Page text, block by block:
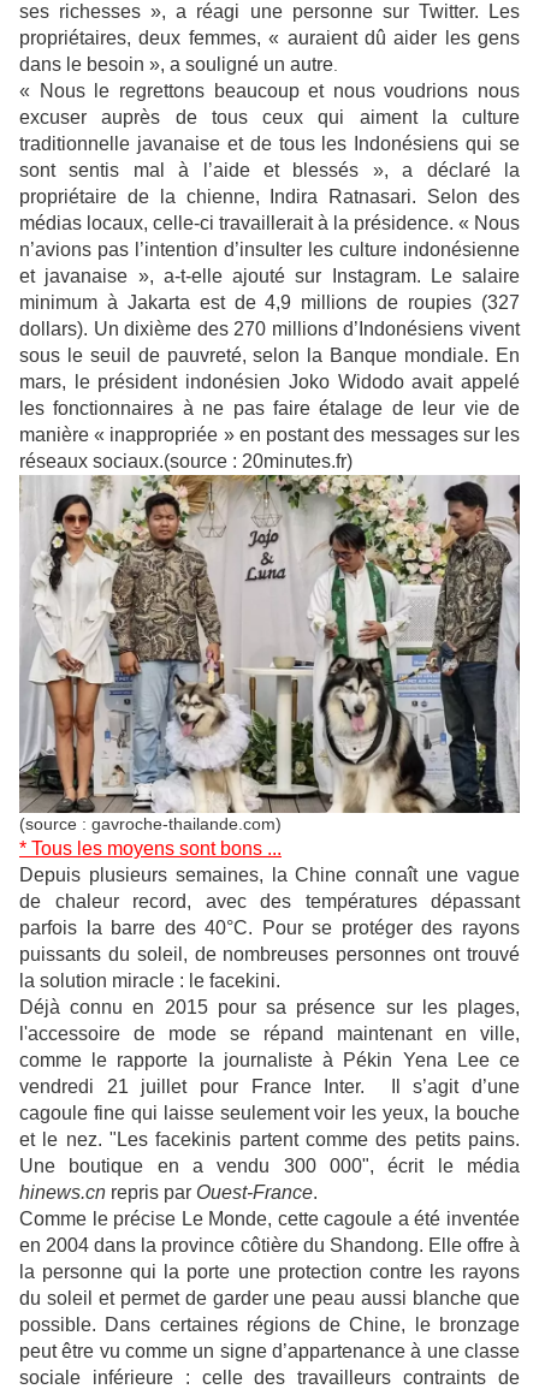
ses richesses », a réagi une personne sur Twitter. Les
propriétaires, deux femmes, « auraient dû aider les gens
dans le besoin », a souligné un autre
« Nous le regrettons beaucoup et nous voudrions nous
excuser auprès de tous ceux qui aiment la culture
traditionnelle javanaise et de tous les Indonésiens qui se
sont sentis mal à l’aide et blessés », a déclaré la
propriétaire de la chienne, Indira Ratnasari. Selon des
médias locaux, celle-ci travaillerait à la présidence. « Nous
n’avions pas l’intention d’insulter les culture indonésienne
et javanaise », a-t-elle ajouté sur Instagram.
Le salaire
minimum à Jakarta est de 4,9 millions de roupies (327
dollars). Un dixième des 270 millions d’Indonésiens vivent
sous le seuil de pauvreté, selon la Banque mondiale. En
mars, le président indonésien Joko Widodo avait appelé
les fonctionnaires à ne pas faire étalage de leur vie de
manière « inappropriée » en postant des messages sur les
réseaux sociaux.(source : 20minutes.fr)
(source : gavroche-thailande.com)
* Tous les moyens sont bons ...
Depuis plusieurs semaines, la Chine connaît une vague
de chaleur record, avec des températures dépassant
parfois la barre des 40°C. Pour se protéger des rayons
puissants du soleil, de nombreuses personnes ont trouvé
la solution miracle : le facekini.
Déjà connu en 2015 pour sa présence sur les plages,
l'accessoire de mode se répand maintenant en ville,
comme le rapporte la journaliste à Pékin Yena Lee ce
vendredi 21 juillet pour France Inter. Il s’agit d’une
cagoule fine qui laisse seulement voir les yeux, la bouche
et le nez. "Les facekinis partent comme des petits pains.
Une boutique en a vendu 300 000", écrit le média
hinews.cn repris par Ouest-France.
Comme le précise Le Monde, cette cagoule a été inventée
en 2004 dans la province côtière du Shandong. Elle offre à
la personne qui la porte une protection contre les rayons
du soleil et permet de garder une peau aussi blanche que
possible. Dans certaines régions de Chine, le bronzage
peut être vu comme un signe d’appartenance à une classe
sociale inférieure : celle des travailleurs contraints de